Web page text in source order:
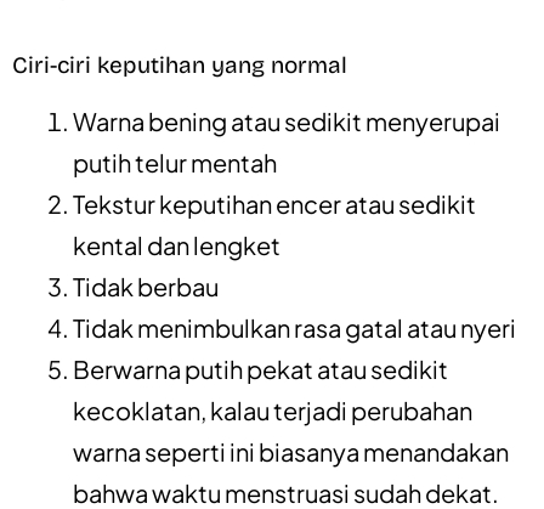
Ciri-ciri keputihan yang normal
Warna bening atau sedikit menyerupai
putih telur mentah
Tekstur keputihan encer atau sedikit
kental dan lengket
Tidak berbau
Tidak menimbulkan rasa gatal atau nyeri
Berwarna putih pekat atau sedikit
kecoklatan, kalau terjadi perubahan
warna seperti ini biasanya menandakan
bahwa waktu menstruasi sudah dekat.